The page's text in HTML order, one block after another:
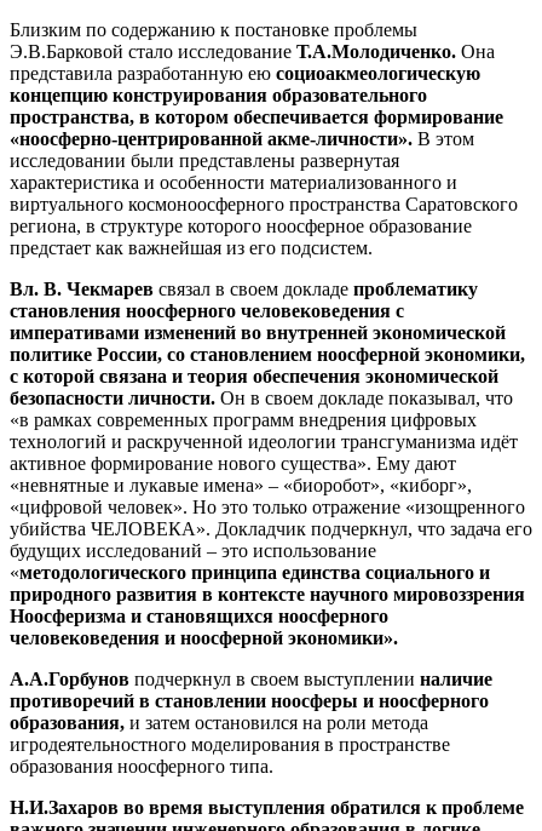
Близким по содержанию к постановке проблемы
Э.В.Барковой стало исследование Т.А.Молодиченко. Она
представила разработанную ею социоакмеологическую
концепцию конструирования образовательного
пространства, в котором обеспечивается формирование
«ноосферно-центрированной акме-личности». В этом
исследовании были представлены развернутая
характеристика и особенности материализованного и
виртуального космоноосферного пространства Саратовского
региона, в структуре которого ноосферное образование
предстает как важнейшая из его подсистем.
Вл. В. Чекмарев связал в своем докладе проблематику
становления ноосферного человековедения с
императивами изменений во внутренней экономической
политике России, со становлением ноосферной экономики,
с которой связана и теория обеспечения экономической
безопасности личности. Он в своем докладе показывал, что
«в рамках современных программ внедрения цифровых
технологий и раскрученной идеологии трансгуманизма идёт
активное формирование нового существа». Ему дают
«невнятные и лукавые имена» – «биоробот», «киборг»,
«цифровой человек». Но это только отражение «изощренного
убийства ЧЕЛОВЕКА». Докладчик подчеркнул, что задача его
будущих исследований – это использование
«методологического принципа единства социального и
природного развития в контексте научного мировоззрения
Ноосферизма и становящихся ноосферного
человековедения и ноосферной экономики».
А.А.Горбунов подчеркнул в своем выступлении наличие
противоречий в становлении ноосферы и ноосферного
образования, и затем остановился на роли метода
игродеятельностного моделирования в пространстве
образования ноосферного типа.
Н.И.Захаров во время выступления обратился к проблеме